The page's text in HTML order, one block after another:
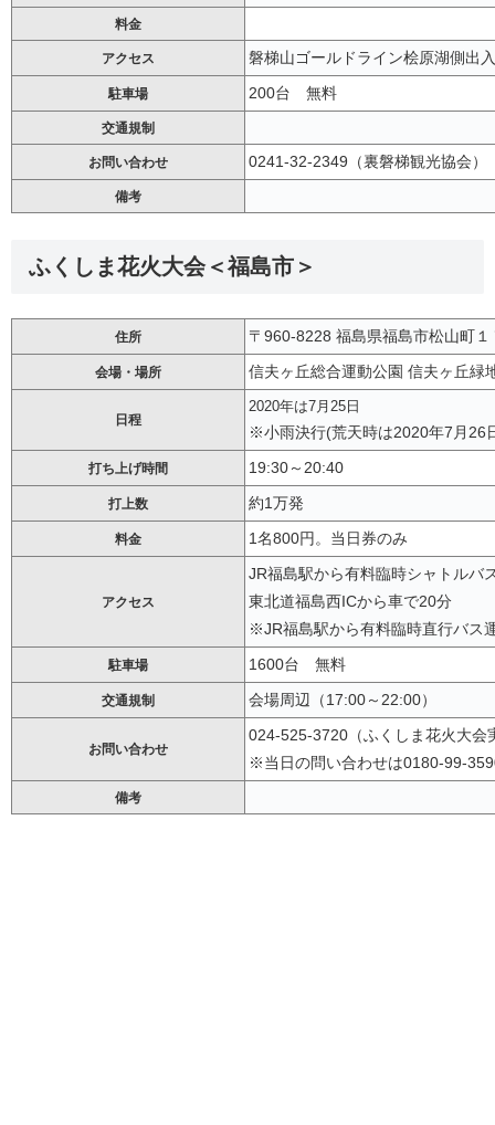
料金
アクセス 磐梯山ゴールドライン桧原湖側出
駐車場 200台 無料
交通規制
お問い合わせ 0241-32-2349（裏磐梯観光協会）
備考
ふくしま花火大会＜福島市＞
住所 〒960-8228 福島県福島市松山町１
会場・場所 信夫ヶ丘総合運動公園 信夫ヶ丘緑
日程
2020年は7月25日
※小雨決行(荒天時は2020年7月26
打ち上げ時間 19:30～20:40
打上数 約1万発
料金 1名800円。当日券のみ
アクセス
JR福島駅から有料臨時シャトルバ
東北道福島西ICから車で20分
※JR福島駅から有料臨時直行バス
駐車場 1600台 無料
交通規制 会場周辺（17:00～22:00）
お問い合わせ
024-525-3720（ふくしま花火大
※当日の問い合わせは0180-99-
備考